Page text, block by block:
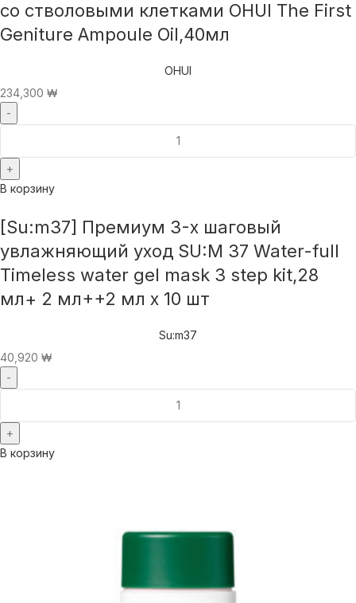
со стволовыми клетками OHUI The First
Geniture Ampoule Oil,40мл
OHUI
234,300 ₩
В корзину
[Su:m37] Премиум 3-х шаговый
увлажняющий уход SU:M 37 Water-full
Timeless water gel mask 3 step kit,28
мл+ 2 мл++2 мл x 10 шт
Su:m37
40,920 ₩
В корзину